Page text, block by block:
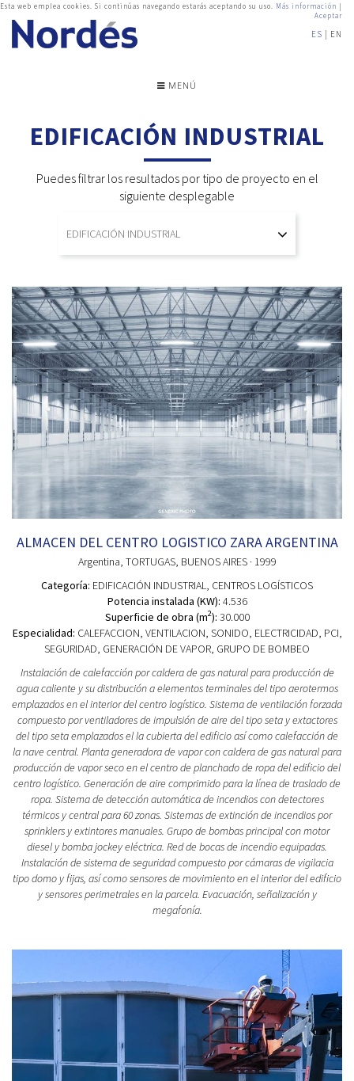
Esta web emplea cookies. Si continúas navegando estarás aceptando su uso. Más información |
Aceptar
ES EN
MENÚ
EDIFICACIÓN INDUSTRIAL
Puedes filtrar los resultados por tipo de proyecto en el
siguiente desplegable
ALMACEN DEL CENTRO LOGISTICO ZARA ARGENTINA
Argentina , TORTUGAS, BUENOS AIRES· 1999
Categoría: EDIFICACIÓN INDUSTRIAL
, CENTROS LOGÍSTICOS
Potencia instalada (KW): 4.536
Superficie de obra (m2): 30.000
Especialidad: CALEFACCION, VENTILACION, SONIDO, ELECTRICIDAD, PCI,
SEGURIDAD, GENERACIÓN DE VAPOR, GRUPO DE BOMBEO
Instalación de calefacción por caldera de gas natural para producción de
agua caliente y su distribución a elementos terminales del tipo aerotermos
emplazados en el interior del centro logístico. Sistema de ventilación forzada
compuesto por ventiladores de impulsión de aire del tipo seta y extactores
del tipo seta emplazados el la cubierta del edificio así como calefacción de
la nave central. Planta generadora de vapor con caldera de gas natural para
producción de vapor seco en el centro de planchado de ropa del edificio del
centro logístico. Generación de aire comprimido para la línea de traslado de
ropa. Sistema de detección automática de incendios con detectores
térmicos y central para 60 zonas. Sistemas de extinción de incendios por
sprinklers y extintores manuales. Grupo de bombas principal con motor
diesel y bomba jockey eléctrica. Red de bocas de incendio equipadas.
Instalación de sistema de seguridad compuesto por cámaras de vigilacia
tipo domo y fijas, así como sensores de movimiento en el interior del edificio
y sensores perimetrales en la parcela. Evacuación, señalización y
megafonía.